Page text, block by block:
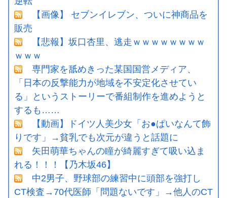
【画像】 セブンイレブン、ついに神商品を
販売
【悲報】坂口杏里、逃走ｗｗｗｗｗｗｗｗ
ｗｗｗ
専門家を舐めきった某国国営メディア、
「日本の反撃能力が地域を不安定化させてい
る」というストーリーで番組制作を進めようと
するも……
【動画】ドイツ人美少女「お●ぱいなんて飾
りです」→貧乳でも次元が違うと話題に
矢田萌華ちゃんの瞳が綺麗すぎて吸い込ま
れる！！！【乃木坂46】
中2男子、野球部の練習中に頭部を強打し
CT検査→70代医師「問題ないです」→他人のCT